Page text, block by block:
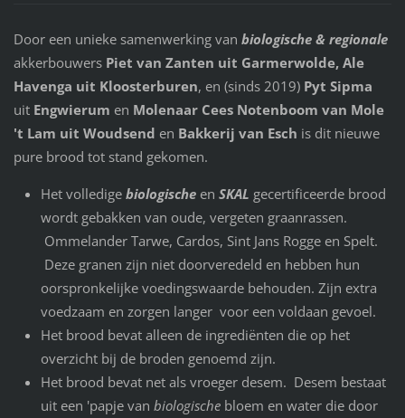
Door een unieke samenwerking van biologische & regionale
akkerbouwers Piet van Zanten uit Garmerwolde, Ale
Havenga uit Kloosterburen, en (sinds 2019) Pyt Sipma
uit Engwierum en Molenaar Cees Notenboom van Mole
't Lam uit Woudsend en Bakkerij van Esch is dit nieuwe
pure brood tot stand gekomen.
Het volledige biologische en SKAL gecertificeerde brood
wordt gebakken van oude, vergeten graanrassen.
Ommelander Tarwe, Cardos, Sint Jans Rogge en Spelt.
Deze granen zijn niet doorveredeld en hebben hun
oorspronkelijke voedingswaarde behouden. Zijn extra
voedzaam en zorgen langer voor een voldaan gevoel.
Het brood bevat alleen de ingrediënten die op het
overzicht bij de broden genoemd zijn.
Het brood bevat net als vroeger desem. Desem bestaat
uit een 'papje van biologische bloem en water die door